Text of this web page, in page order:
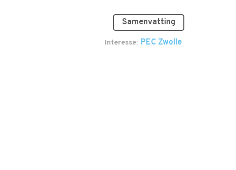
Samenvatting
Interesse PEC Zwolle